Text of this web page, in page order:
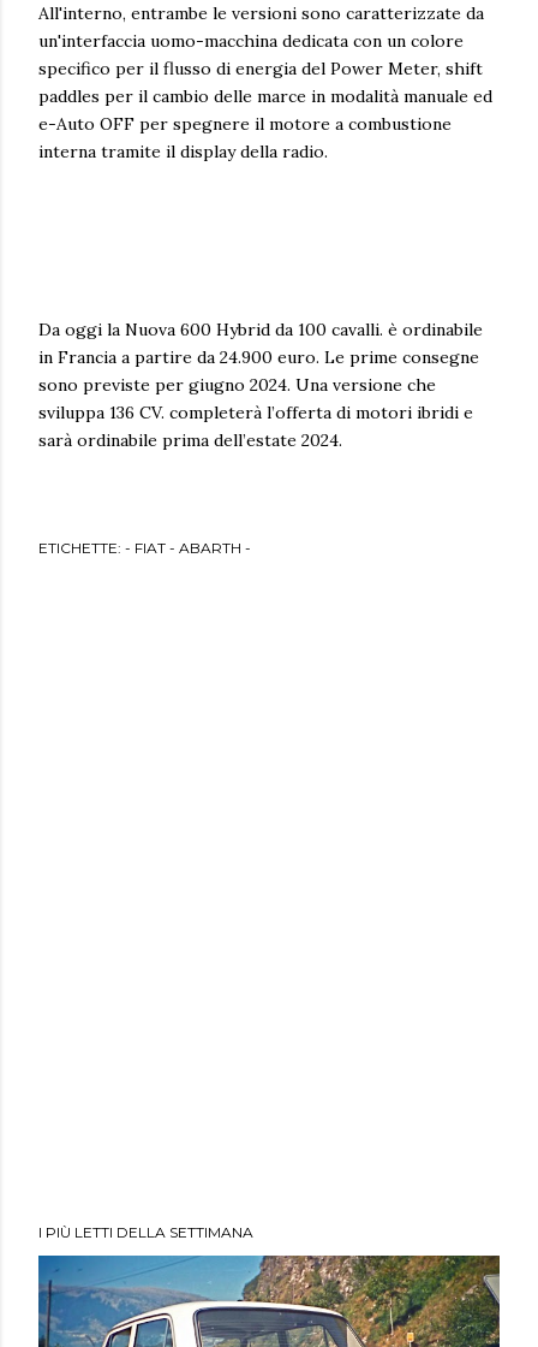
All'interno, entrambe le versioni sono caratterizzate da
un'interfaccia uomo-macchina dedicata con un colore
specifico per il flusso di energia del Power Meter, shift
paddles per il cambio delle marce in modalità manuale ed
e-Auto OFF per spegnere il motore a combustione
interna tramite il display della radio.
Da oggi la Nuova 600 Hybrid da 100 cavalli. è ordinabile
in Francia a partire da 24.900 euro. Le prime consegne
sono previste per giugno 2024. Una versione che
sviluppa 136 CV. completerà l’offerta di motori ibridi e
sarà ordinabile prima dell’estate 2024.
ETICHETTE: - FIAT - ABARTH -
I PIÙ LETTI DELLA SETTIMANA